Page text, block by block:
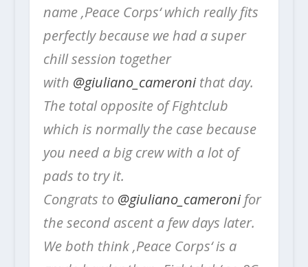
name ‚Peace Corps‘ which really fits
perfectly because we had a super
chill session together
with @giuliano_cameronithat day.
The total opposite of Fightclub
which is normally the case because
you need a big crew with a lot of
pads to try it.
Congrats to @giuliano_cameronifor
the second ascent a few days later.
We both think ‚Peace Corps‘ is a